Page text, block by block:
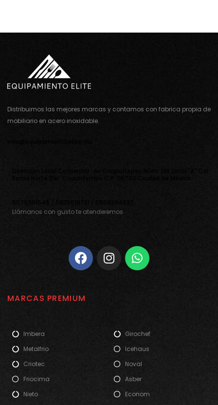
Distribuimos las mejores marcas y contamos con fabrica propia de
mobiliario en acero inoxidable.
Llámanos con gusto te atenderemos
MARCAS PREMIUM
Imbera
Metalfrio
Criotec
Friocima
Nieto
Girochef
Icehaus
Noval
Asber
Econom